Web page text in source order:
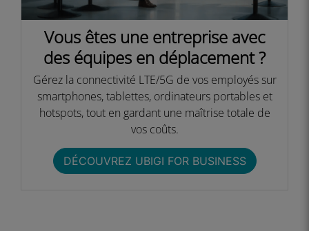
Vous êtes une entreprise avec
des équipes en déplacement ?​
Gérez la connectivité LTE/5G de vos employés sur
smartphones, tablettes, ordinateurs portables et
hotspots, tout en gardant une maîtrise totale de
vos coûts.​​
DÉCOUVREZ UBIGI FOR BUSINESS​